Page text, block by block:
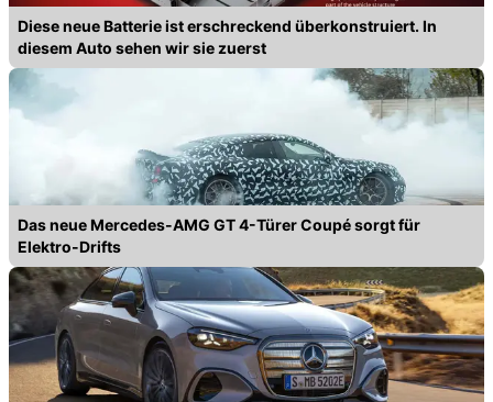
Diese neue Batterie ist erschreckend überkonstruiert. In
diesem Auto sehen wir sie zuerst
Das neue Mercedes-AMG GT 4-Türer Coupé sorgt für
Elektro-Drifts